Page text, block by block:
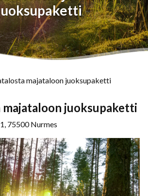
majataloon juoksupaketti
juoksupaketti
75500 Nurmes